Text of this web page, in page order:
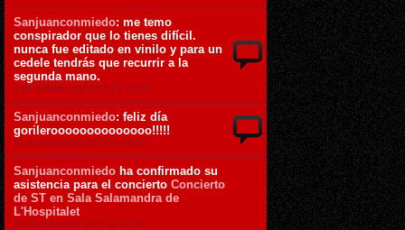
Sanjuanconmiedo: me temo
conspirador que lo tienes difícil.
nunca fue editado en vinilo y para un
cedele tendrás que recurrir a la
segunda mano.
7 de Febrero de 2013 ás 21:05
Sanjuanconmiedo: feliz día
gorileroooooooooooooo!!!!!
31 de Enero de 2013 ás 09:15
Sanjuanconmiedo ha confirmado su
asistencia para el concierto Concierto
de ST en Sala Salamandra de
L'Hospitalet
16 de Enero de 2013 ás 11:59